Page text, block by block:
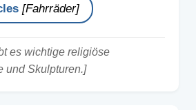
[Fahrräder]
es wichtige religiöse
und Skulpturen.]